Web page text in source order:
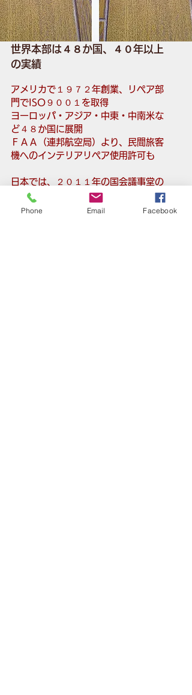
世界本部は４８か国、４０年以上
の実績
アメリカで１９７２年創業、リペア部
門でISO９００１を取得
ヨーロッパ・アジア・中東・中南米な
ど４８か国に展開
ＦＡＡ（連邦航空局）より、民間旅客
機へのインテリアリペア使用許可も
​日本では、２０１１年の国会議事堂の
外壁クリーニングや、東京ビッグサイ
ト・東京ドームなどにも、本部事業の
Phone Email Facebook